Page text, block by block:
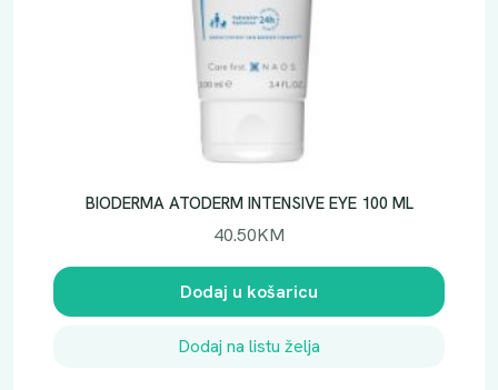
BIODERMA ATODERM INTENSIVE EYE 100 ML
40.50KM
Dodaj u košaricu
Dodaj na listu želja